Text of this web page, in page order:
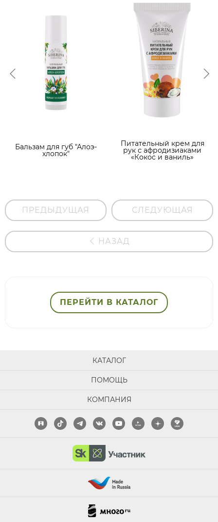
Бальзам для губ "Алоэ-
хлопок"
Питательный крем для
рук с афродизиаками
«Кокос и ваниль»
ПРЕДЫДУЩАЯ СЛЕДУЮЩАЯ
НАЗАД
ПЕРЕЙТИ В КАТАЛОГ
КАТАЛОГ
ПОМОЩЬ
КОМПАНИЯ